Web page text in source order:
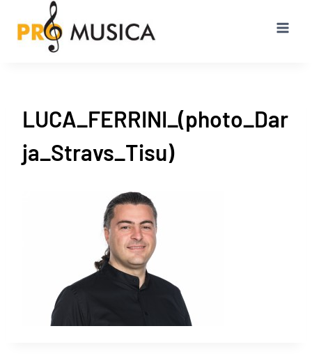
treści
LUCA_FERRINI_(photo_Dar
ja_Stravs_Tisu)